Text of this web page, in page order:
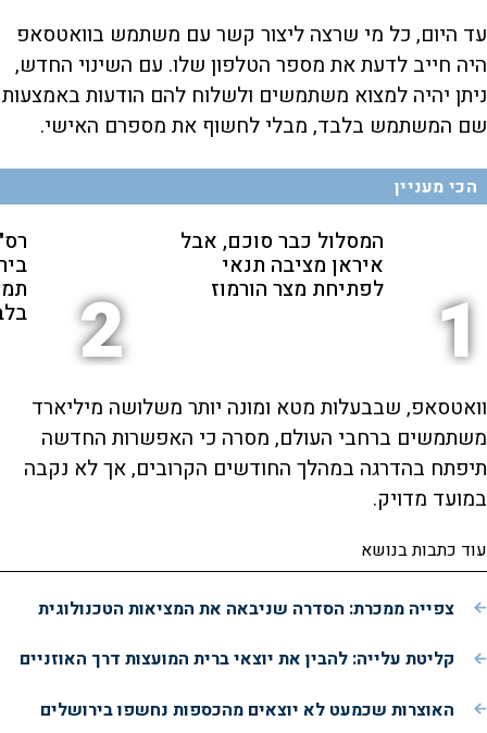
עד היום, כל מי שרצה ליצור קשר עם משתמש בוואטסאפ
היה חייב לדעת את מספר הטלפון שלו. עם השינוי החדש,
ניתן יהיה למצוא משתמשים ולשלוח להם הודעות באמצעות
שם המשתמש בלבד, מבלי לחשוף את מספרם האישי.
הכי מעניין
1
המסלול כבר סוכם, אבל
איראן מציבה תנאי
לפתיחת מצר הורמוז 2
וואטסאפ, שבבעלות מטא ומונה יותר משלושה מיליארד
משתמשים ברחבי העולם, מסרה כי האפשרות החדשה
תיפתח בהדרגה במהלך החודשים הקרובים, אך לא נקבה
במועד מדויק.
עוד כתבות בנושא
צפייה ממכרת: הסדרה שניבאה את המציאות הטכנולוגית
קליטת עלייה: להבין את יוצאי ברית המועצות דרך האוזניים
האוצרות שכמעט לא יוצאים מהכספות נחשפו בירושלים